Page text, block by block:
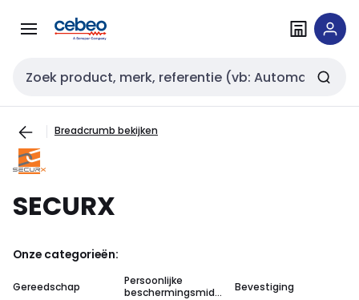
naar
naar
Zoekveld invoer
Breadcrumb bekijken
SECURX
Onze categorieën:
Gereedschap
Persoonlijke
beschermingsmidd
Bevestiging